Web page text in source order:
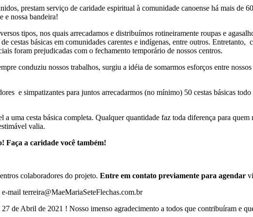
prestam serviço de caridade espiritual à comunidade canoense há mais de
e nossa bandeira!
tipos, nos quais arrecadamos e distribuímos rotineiramente roupas e
cestas básicas em comunidades carentes e indígenas, entre outros.
foram prejudicadas com o fechamento temporário de nossos centros.
conduziu nossos trabalhos, surgiu a idéia de somarmos esforços entre
e simpatizantes para juntos arrecadarmos (no mínimo) 50 cestas básicas
uma cesta básica completa. Qualquer quantidade faz toda diferença para
valia.
Faça a caridade você também!
colaboradores do projeto. Entre em contato previamente para agendar
mail terreira@MaeMariaSeteFlechas.com.br
de Abril de 2021 ! Nosso imenso agradecimento a todos que contribuíram e